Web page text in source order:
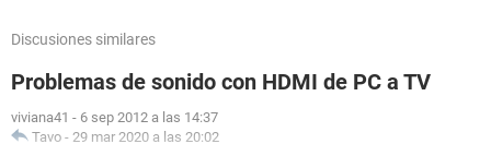
Discusiones similares
Problemas de sonido con HDMI de PC a TV
viviana41 - 6 sep 2012 a las 14:37
Tavo - 29 mar 2020 a las 20:02